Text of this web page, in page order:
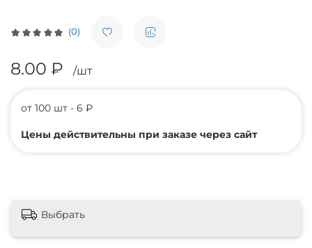
(0)
8.00 ₽ /шт
от 100 шт - 6 ₽
Цены действительны при заказе через сайт
Выбрать